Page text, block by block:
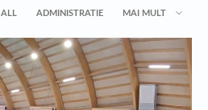
ALL ADMINISTRATIE MAI MULT